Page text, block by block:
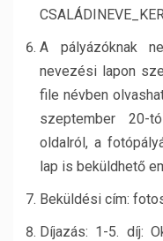
A pályázóknak
nevezési lapon
file névben
szeptember 20-
oldalról, a
lap is beküldhető
Beküldési cím:
Díjazás: 1-5. díj: